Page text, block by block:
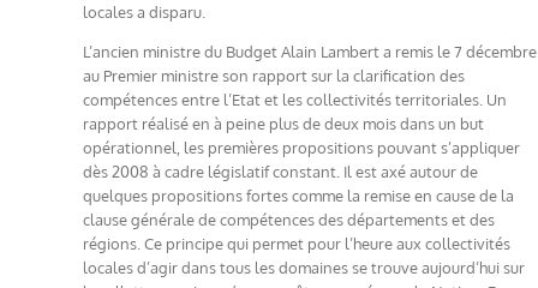
locales a disparu.
L’ancien ministre du Budget Alain Lambert a remis le 7 décembre
au Premier ministre son rapport sur la clarification des
compétences entre l’Etat et les collectivités territoriales. Un
rapport réalisé en à peine plus de deux mois dans un but
opérationnel, les premières propositions pouvant s’appliquer
dès 2008 à cadre législatif constant. Il est axé autour de
quelques propositions fortes comme la remise en cause de la
clause générale de compétences des départements et des
régions. Ce principe qui permet pour l’heure aux collectivités
locales d’agir dans tous les domaines se trouve aujourd’hui sur